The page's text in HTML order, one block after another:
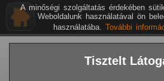
Tisztelt
A minőségi szolgáltatás érdekében
Weboldalunk használatával ön
használatába. További